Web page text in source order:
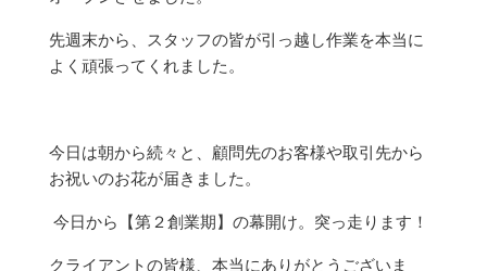
先週末から、スタッフの皆が引っ越し作業を本当に
よく頑張ってくれました。
今日は朝から続々と、顧問先のお客様や取引先から
お祝いのお花が届きました。
今日から【第２創業期】の幕開け。突っ走ります！
クライアントの皆様、本当にありがとうございま